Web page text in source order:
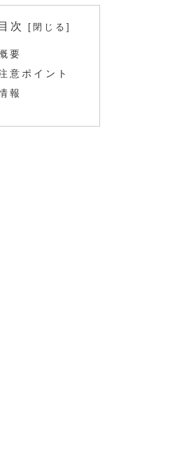
目次
要
意ポイント
報